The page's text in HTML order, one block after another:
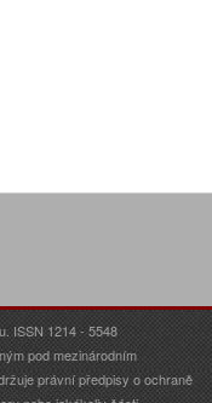
ISSN 1214 - 5548
pod mezinárodním
právní předpisy o ochraně